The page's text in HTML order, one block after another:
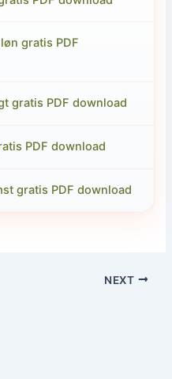
gratis PDF
gratis PDF download
PDF download
gratis PDF download
NEXT